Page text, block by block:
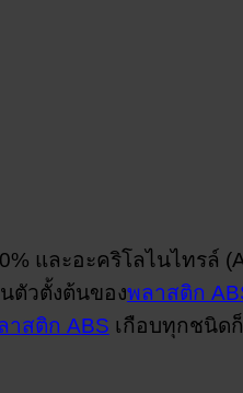
และอะคริโลไนไทรล์
ตัวตั้งต้นของพลาสติก
าสติก ABS เกือบทุกชนิด